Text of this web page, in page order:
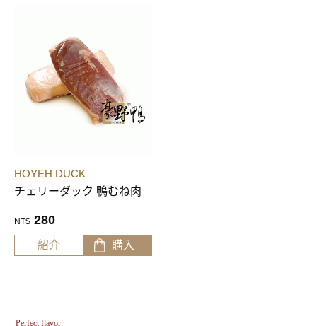
HOYEH DUCK
チェリーダック 鴨むね肉
NT$ 280
紹介 購入
Perfect flavor